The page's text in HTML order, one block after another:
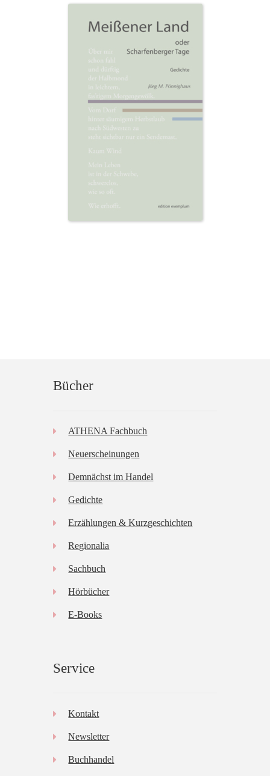
Bücher
ATHENA Fachbuch
Neuerscheinungen
Demnächst im Handel
Gedichte
Erzählungen & Kurzgeschichten
Regionalia
Sachbuch
Hörbücher
E-Books
Service
Kontakt
Newsletter
Buchhandel